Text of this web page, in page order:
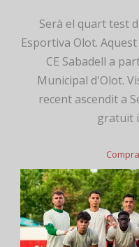
Serà el quart test
Esportiva Olot.
CE Sabadell a
Municipal d'Olot.
recent ascendit a
gratuït